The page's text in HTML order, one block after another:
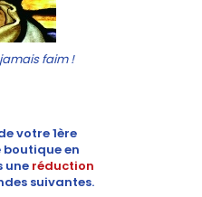
faim !
votre 1ère
en
une réduction
suivantes.